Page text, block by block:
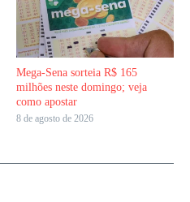
Mega-Sena sorteia R$ 165
milhões neste domingo; veja
como apostar
8 de agosto de 2026